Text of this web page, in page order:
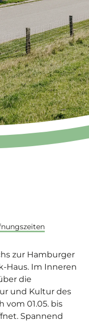
zur Hamburger
Haus. Im Inneren
die
und Kultur des
vom 01.05. bis
Spannend